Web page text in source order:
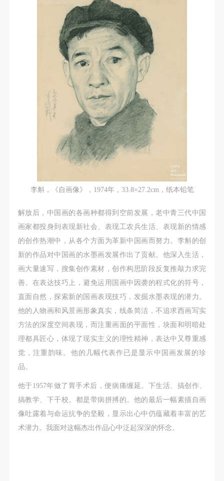
李斛，《自画像》，1974年，33.8×27.2cm，纸本铅笔
解放后，中国画的各画种都得到空前发展，老中青三代中国
画家都投身到表现新社会、表现工农兵生活、表现新的情感
的创作热潮中，从各个方面为革新中国画而努力。李斛的创
新的作品对中国画的水墨画发展作出了贡献。他深入生活，
画大量速写，搜集创作素材，创作构思阶段反复推敲力求完
善。在表达技巧上，避免运用国画中因袭的程式化的符号，
直面自然，探索新的国画表现技巧，发掘水墨表现的潜力。
他的人物画和风景画形象真实，线条简洁，不追求西画写实
方法的深度空间表现，而注重画面的平面性，块面和明暗处
理都具匠心，体现了现实主义的理性精神，表达中又尊重感
觉，注重韵味。他的几幅代表作已是显示中国画发展的珍
品。
他于1957年做了胃手术后，便病痛缠延。下生活、搞创作、
搞教学、下干校。都是带病拼搏的。他的最后一幅素描自画
像吐露着与命运抗争的坚毅，显示出心中仍蕴藏着丰富的艺
术潜力。我面对这幅杰出作品心中泛起深深的怀念。
带有甲方肖像的作品的使用达成如下一致协议：
（1）、甲方为本协议中的肖像权人，自愿将自己的
肖像权许可乙方作符合本协议约定和法律规定的用
（2）、乙方中央美术学院美术馆是一所具有标志
性、专业性、国际化的现代公共美术馆。中央美术学
院美术馆与时代同行，努力塑造一个开放、自由、学
术的空间氛围，竭诚与各单位、企业、机构、艺术家
和观众进行良好互动。以学院的学术研究为基础，积
极策划国际、国内多视角、多领域的展览、论坛及公
共教育活动，为美院师生、中外艺术家以及社会公众
提供一个交流、学习、展示的平台。作为一家公益性
单位，其开展的公共教育活动以学术性和公益性为
（3）、乙方为甲方拍摄中央美术学院公共教育部所
有公教活动。
二、拍摄内容、使用形式、使用地域范围
（1）、拍摄内容 乙方拍摄的带有甲方肖像的作品内
容包括：①中央美术学院美术馆②中央美术学院校园
内○3由中央美术学院公共教育部策划或执行的一切活
动。
（2）、使用形式 用于中央美术学院图书出版、销售
附带光盘及宣传资料。
（3）、使用地域范围
适用地域范围包括国内和国外。
使用肖像的媒介限于不损害甲方肖像权的任何媒介
（如杂志、网络等）。
三、肖像权使用期限
永久使用。
四、许可使用费用
带有甲方肖像的作品的使用达成如下一致协议：
（1）、甲方为本协议中的肖像权人，自愿将自己的
肖像权许可乙方作符合本协议约定和法律规定的用
（2）、乙方中央美术学院美术馆是一所具有标志
性、专业性、国际化的现代公共美术馆。中央美术学
院美术馆与时代同行，努力塑造一个开放、自由、学
术的空间氛围，竭诚与各单位、企业、机构、艺术家
和观众进行良好互动。以学院的学术研究为基础，积
极策划国际、国内多视角、多领域的展览、论坛及公
共教育活动，为美院师生、中外艺术家以及社会公众
提供一个交流、学习、展示的平台。作为一家公益性
单位，其开展的公共教育活动以学术性和公益性为
（3）、乙方为甲方拍摄中央美术学院公共教育部所
有公教活动。
二、拍摄内容、使用形式、使用地域范围
（1）、拍摄内容 乙方拍摄的带有甲方肖像的作品内
容包括：①中央美术学院美术馆②中央美术学院校园
内○3由中央美术学院公共教育部策划或执行的一切活
动。
（2）、使用形式 用于中央美术学院图书出版、销售
附带光盘及宣传资料。
（3）、使用地域范围
适用地域范围包括国内和国外。
使用肖像的媒介限于不损害甲方肖像权的任何媒介
（如杂志、网络等）。
三、肖像权使用期限
永久使用。
四、许可使用费用
带有甲方肖像的作品的使用达成如下一致协议：
（1）、甲方为本协议中的肖像权人，自愿将自己的
肖像权许可乙方作符合本协议约定和法律规定的用
（2）、乙方中央美术学院美术馆是一所具有标志
性、专业性、国际化的现代公共美术馆。中央美术学
院美术馆与时代同行，努力塑造一个开放、自由、学
术的空间氛围，竭诚与各单位、企业、机构、艺术家
和观众进行良好互动。以学院的学术研究为基础，积
极策划国际、国内多视角、多领域的展览、论坛及公
共教育活动，为美院师生、中外艺术家以及社会公众
提供一个交流、学习、展示的平台。作为一家公益性
单位，其开展的公共教育活动以学术性和公益性为
（3）、乙方为甲方拍摄中央美术学院公共教育部所
有公教活动。
二、拍摄内容、使用形式、使用地域范围
（1）、拍摄内容 乙方拍摄的带有甲方肖像的作品内
容包括：①中央美术学院美术馆②中央美术学院校园
内○3由中央美术学院公共教育部策划或执行的一切活
动。
（2）、使用形式 用于中央美术学院图书出版、销售
附带光盘及宣传资料。
（3）、使用地域范围
适用地域范围包括国内和国外。
使用肖像的媒介限于不损害甲方肖像权的任何媒介
（如杂志、网络等）。
三、肖像权使用期限
永久使用。
四、许可使用费用